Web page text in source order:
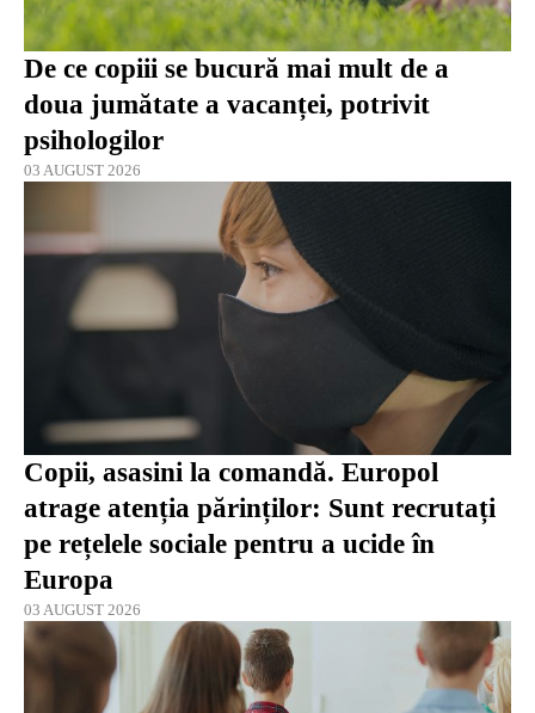
De ce copiii se bucură mai mult de a
doua jumătate a vacanței, potrivit
psihologilor
03 AUGUST 2026
Copii, asasini la comandă. Europol
atrage atenția părinților: Sunt recrutați
pe rețelele sociale pentru a ucide în
Europa
03 AUGUST 2026